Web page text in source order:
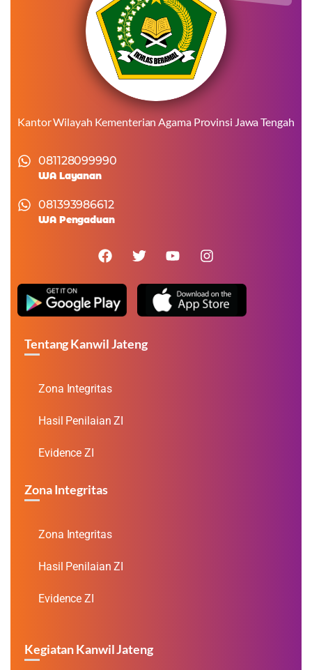
Kantor Wilayah Kementerian Agama Provinsi Jawa Tengah
081128099990
WA Layanan
081393986612
WA Pengaduan
Tentang Kanwil Jateng
Zona Integritas
Hasil Penilaian ZI
Evidence ZI
Zona Integritas
Zona Integritas
Hasil Penilaian ZI
Evidence ZI
Kegiatan Kanwil Jateng